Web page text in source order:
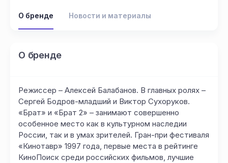
О бренде Новости и материалы
О бренде
Режиссер – Алексей Балабанов. В главных ролях –
Сергей Бодров-младший и Виктор Сухоруков.
«Брат» и «Брат 2» – занимают совершенно
особенное место как в культурном наследии
России, так и в умах зрителей. Гран-при фестиваля
«Кинотавр» 1997 года, первые места в рейтинге
КиноПоиск среди российских фильмов, лучшие